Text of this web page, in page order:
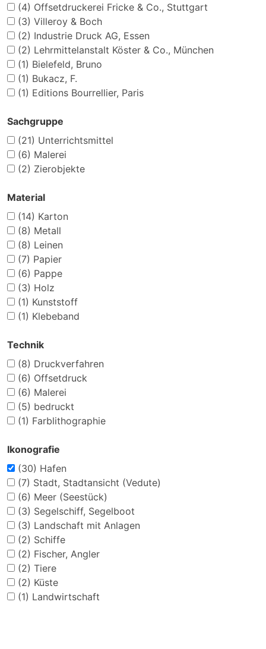
(4) Offsetdruckerei Fricke & Co., Stuttgart
(3) Villeroy & Boch
(2) Industrie Druck AG, Essen
(2) Lehrmittelanstalt Köster & Co., München
(1) Bielefeld, Bruno
(1) Bukacz, F.
(1) Editions Bourrellier, Paris
Sachgruppe
(21) Unterrichtsmittel
(6) Malerei
(2) Zierobjekte
Material
(14) Karton
(8) Metall
(8) Leinen
(7) Papier
(6) Pappe
(3) Holz
(1) Kunststoff
(1) Klebeband
Technik
(8) Druckverfahren
(6) Offsetdruck
(6) Malerei
(5) bedruckt
(1) Farblithographie
Ikonografie
(30) Hafen
(7) Stadt, Stadtansicht (Vedute)
(6) Meer (Seestück)
(3) Segelschiff, Segelboot
(3) Landschaft mit Anlagen
(2) Schiffe
(2) Fischer, Angler
(2) Tiere
(2) Küste
(1) Landwirtschaft